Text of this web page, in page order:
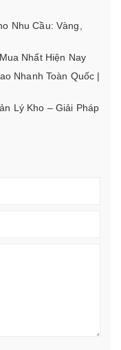
Nhu Cầu: Vàng,
Nhất Hiện Nay
Nhanh Toàn Quốc |
Lý Kho – Giải Pháp